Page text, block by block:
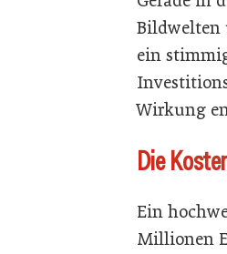
Bildwelten
ein
Wirkung
Die
Ein
Millionen